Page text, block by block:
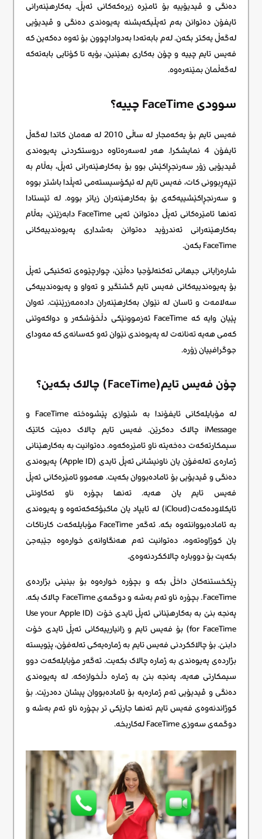
دەنگی و ڤیدیۆییە بۆ ئامێرە زیرەکەکانی ئەپڵ. بەکارهێنەرانی
ئایفۆن دەتوانن بەم ئەپڵیکەیشنە پەیوەندی دەنگی و ڤیدیۆیی
لەگەڵ یەکتر بکەن. لەم بابەتەدا بەدواداچوون بۆ ئەوە دەکەین کە
فەیس تایم چییە و چۆن بەکاری بهێنین، بۆیە تا کۆتایی بابەتەکە
لەگەڵمان بمێنەرەوە.
سوودی FaceTime چییە؟
فەیس تایم بۆ یەکەمجار لە ساڵی 2010 لە هەمان کاتدا لەگەڵ
ئایفۆن 4 نمایشکرا. هەر لەسەرەتاوە دروستکردنی پەیوەندی
ڤیدیۆیی زۆر سەرنجڕاکێش بوو بۆ بەکارهێنەرانی ئەپڵ، بەڵام بە
تێپەڕبوونی کات، فەیس تایم لە ئیکۆسیستەمی ئەپڵدا باشتر بووە
و سەرنجڕاکێشییەکەی بۆ بەکارهێنەران زیاتر بووە. لە ئێستادا
تەنها ئامێرەکانی ئەپڵ دەتوانن ئەپی FaceTime دابەزێنن، بەڵام
بەکارهێنەرانی ئەندرۆید دەتوانن بەشداری پەیوەندییەکانی
FaceTime بکەن.
شارەزایانی جیهانی تەکنەلۆجیا دەڵێن، چوارچێوەی تەکنیکی ئەپڵ
بۆ پەیوەندییەکانی فەیس تایم گشتگیر و تەواو و پەیوەندییەکی
سەلامەت و ئاسان لە نێوان بەکارهێنەران دادەمەزرێنێت. ئەوان
پێیان وایە کە FaceTime ئەزموونێکی دڵخۆشکەر و دواکەوتنی
کەمی هەیە تەنانەت لە پەیوەندی نێوان ئەو کەسانەی کە مەودای
جوگرافییان زۆرە.
چۆن فەیس تایم(FaceTime) چالاک بکەین؟
لە مۆبایلەکانی ئایفۆندا بە شێوازی پێشوەختە FaceTime و
iMessage چالاک دەکرێن. فەیس تایم چالاک دەبێت کاتێک
سیمکارتەکەت دەخەیتە ناو ئامێرەکەوە. دەتوانیت بە بەکارهێنانی
ژمارەی تەلەفۆن یان ناونیشانی ئەپڵ ئایدی (Apple ID) پەیوەندی
دەنگی و ڤیدیۆیی بۆ ئامادەبووان بکەیت. هەموو ئامێرەکانی ئەپڵ
فەیس تایم یان هەیە. تەنها بچۆرە ناو ئەکاونتی
ئایکلاودەکەت(iCloud) لە ئایپاد یان ماکبۆکەکەتەوە و پەیوەندی
بە ئامادەبووانتەوە بکە. ئەگەر FaceTime مۆبایلەکەت کارناکات
یان کوژاوەتەوە، دەتوانیت ئەم هەنگاوانەی خوارەوە جێبەجێ
بکەیت بۆ دووبارە چالاککردنەوەی.
ڕێکخستنەکان داخڵ بکە و بچۆرە خوارەوە بۆ بینینی بژاردەی
FaceTime. بچۆرە ناو ئەم بەشە و دوگمەی FaceTime چالاک بکە.
پەنجە بنێ بە بەکارهێنانی ئەپڵ ئایدی خۆت (Use your Apple ID
for FaceTime) بۆ فەیس تایم و زانیارییەکانی ئەپڵ ئایدی خۆت
دابنێ. بۆ چالاککردنی فەیس تایم بە ژمارەیەکی تەلەفۆن، پێویستە
بژاردەی پەیوەندی بە ژمارە چالاک بکەیت. ئەگەر مۆبایلەکەت دوو
سیمکارتی هەیە، پەنجە بنێ بە ژمارە دڵخوازەکە. لە پەیوەندی
دەنگی و ڤیدیۆیی ئەم ژمارەیە بۆ ئامادەبووان پیشان دەدرێت. بۆ
کوژاندنەوەی فەیس تایم تەنها جارێکی تر بچۆرە ناو ئەم بەشە و
دوگمەی سەوزی FaceTime لەکاربخە.